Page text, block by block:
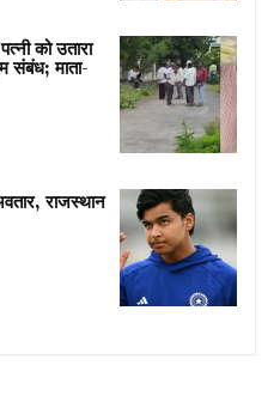
को उतारा
संबंध; माता-
राजस्थान